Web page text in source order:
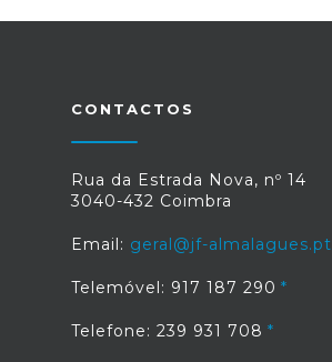
CONTACTOS
Rua da Estrada Nova, nº 14
3040-432 Coimbra
Email: geral@jf-almalagues.pt
Telemóvel: 917 187 290
Telefone: 239 931 708